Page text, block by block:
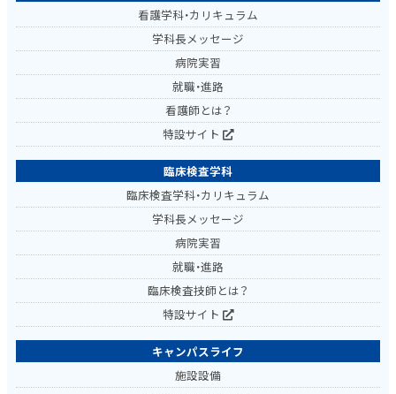
看護学科・カリキュラム
学科長メッセージ
病院実習
就職・進路
看護師とは？
特設サイト
臨床検査学科
臨床検査学科・カリキュラム
学科長メッセージ
病院実習
就職・進路
臨床検査技師とは？
特設サイト
キャンパスライフ
施設設備